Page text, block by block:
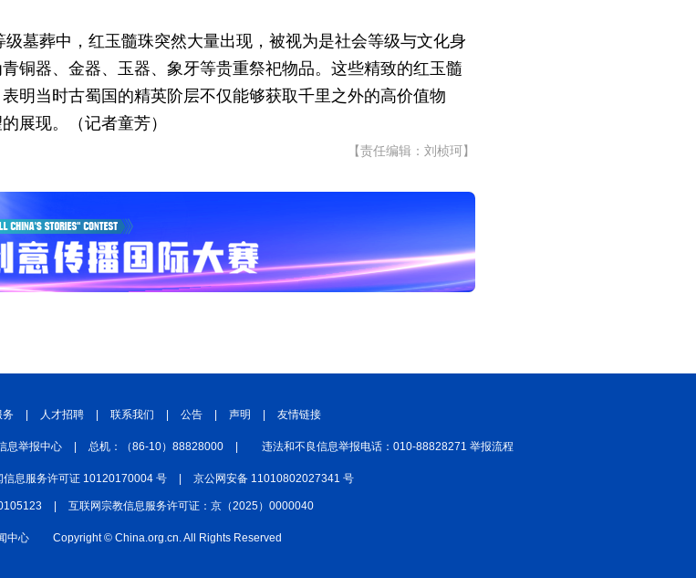
墓葬中，红玉髓珠突然大量出现，被视为是社会等级与文化身
铜器、金器、玉器、象牙等贵重祭祀物品。这些精致的红玉髓
明当时古蜀国的精英阶层不仅能够获取千里之外的高价值物
展现。（记者童芳）
【责任编辑：刘桢珂】
务 人才招聘 联系我们 公告 声明 友情链接
息举报中心 总机：（86-10）88828000 违法和不良信息举报电话：010-88828271 举报流程
信息服务许可证 10120170004 号 京公网安备 11010802027341 号
互联网宗教信息服务许可证：京（2025）0000040
中心 Copyright © China.org.cn. All Rights Reserved